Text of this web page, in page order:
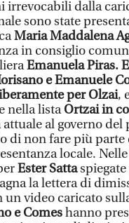
irrevocabili dalla
sono state
Maria Maddalena
in consiglio
Emanuela Piras.
e Emanuele
per Olzai,
nella listaOrtzai in
al governo del
di non fare più
locale.
Ester Satta
la lettera di
un video caricato
e Comeshanno